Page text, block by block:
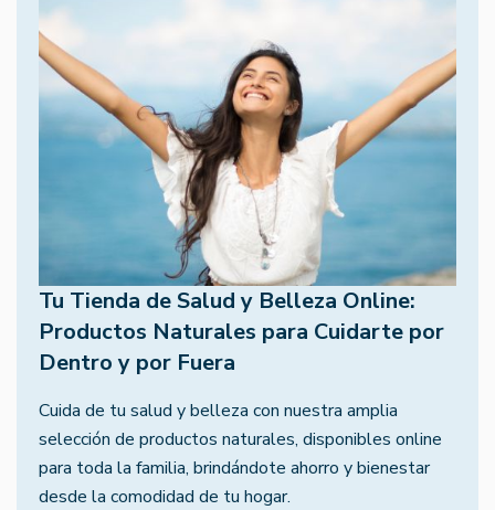
Tu Tienda de Salud y Belleza Online:
Productos Naturales para Cuidarte por
Dentro y por Fuera
Cuida de tu salud y belleza con nuestra amplia
selección de productos naturales, disponibles online
para toda la familia, brindándote ahorro y bienestar
desde la comodidad de tu hogar.